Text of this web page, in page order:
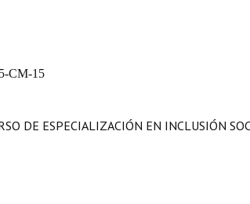
CM-15
DE ESPECIALIZACIÓN EN INCLUSIÓN